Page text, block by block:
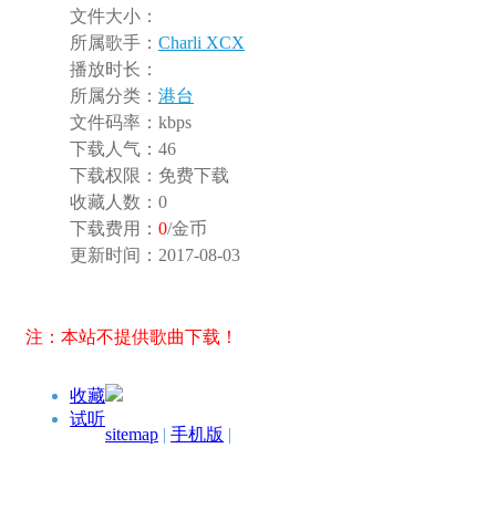
文件大小：
所属歌手： Charli XCX
播放时长：
所属分类： 港台
文件码率： kbps
下载人气： 46
下载权限： 免费下载
收藏人数： 0
下载费用： 0/金币
更新时间： 2017-08-03
注：本站不提供歌曲下载！
收藏
试听
sitemap | 手机版 |